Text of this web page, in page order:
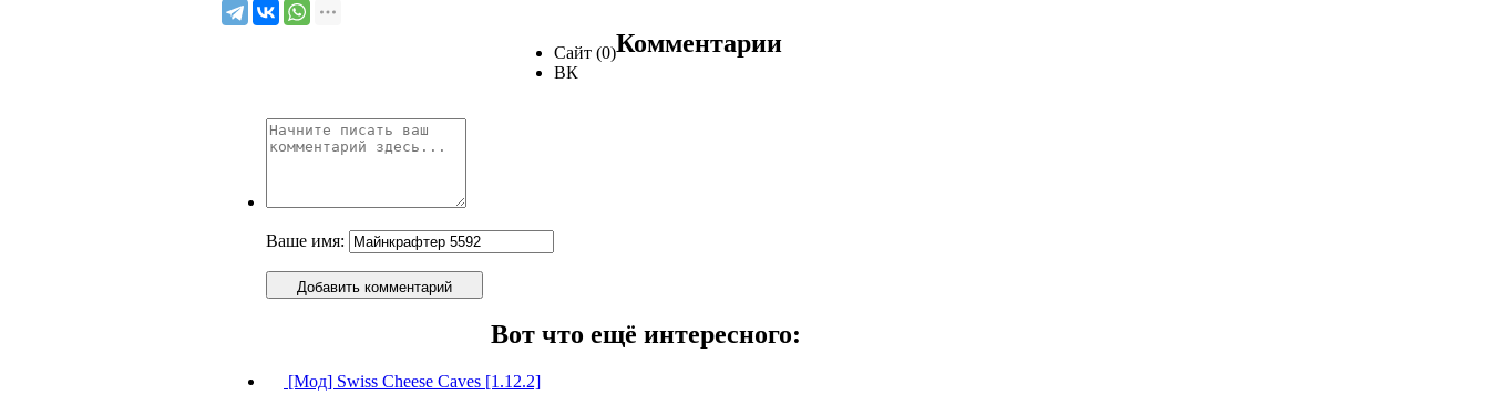
Сайт (0)
ВК
Комментарии
Ваше имя:
Добавить комментарий
Вот что ещё интересного:
[Мод] Swiss Cheese Caves [1.12.2]